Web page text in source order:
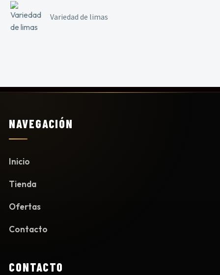
Variedad de limas
NAVEGACIÓN
Inicio
Tienda
Ofertas
Contacto
CONTACTO